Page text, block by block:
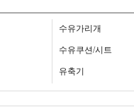
수유가리개
수유쿠션/시트
유축기